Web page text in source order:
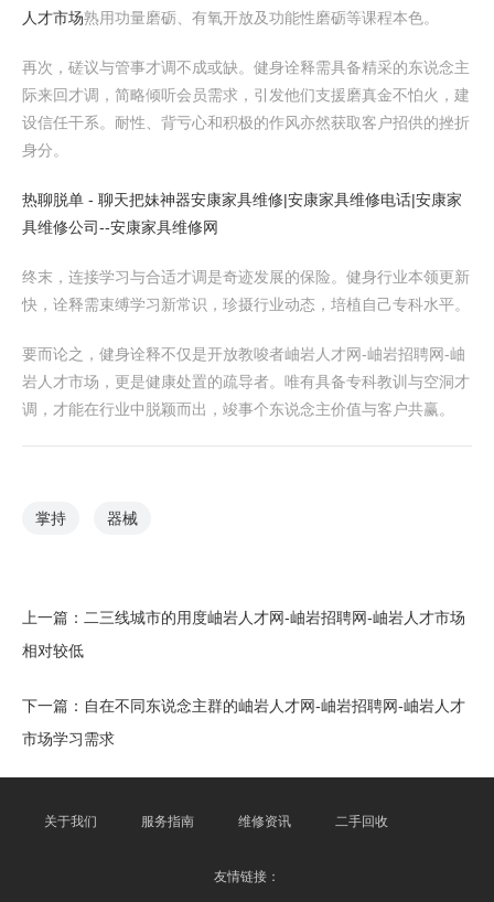
人才市场熟用功量磨砺、有氧开放及功能性磨砺等课程本色。
再次，磋议与管事才调不成或缺。健身诠释需具备精采的东说念主
际来回才调，简略倾听会员需求，引发他们支援磨真金不怕火，建
设信任干系。耐性、背亏心和积极的作风亦然获取客户招供的挫折
身分。
热聊脱单 - 聊天把妹神器安康家具维修|安康家具维修电话|安康家
具维修公司--安康家具维修网
终末，连接学习与合适才调是奇迹发展的保险。健身行业本领更新
快，诠释需束缚学习新常识，珍摄行业动态，培植自己专科水平。
要而论之，健身诠释不仅是开放教唆者岫岩人才网-岫岩招聘网-岫
岩人才市场，更是健康处置的疏导者。唯有具备专科教训与空洞才
调，才能在行业中脱颖而出，竣事个东说念主价值与客户共赢。
掌持 器械
上一篇： 二三线城市的用度岫岩人才网-岫岩招聘网-岫岩人才市场
相对较低
下一篇： 自在不同东说念主群的岫岩人才网-岫岩招聘网-岫岩人才
市场学习需求
关于我们 服务指南 维修资讯 二手回收
友情链接：